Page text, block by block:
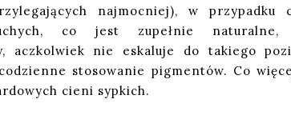
najmocniej), w przypadku
co jest zupełnie
aczkolwiek nie eskaluje do takiego
stosowanie pigmentów. Co
cieni sypkich.